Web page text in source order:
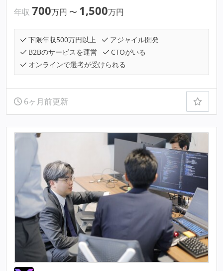
年収 700万円 〜 1,500万円
下限年収500万円以上
アジャイル開発
B2Bのサービスを運営
CTOがいる
オンラインで選考が受けられる
6ヶ月前更新